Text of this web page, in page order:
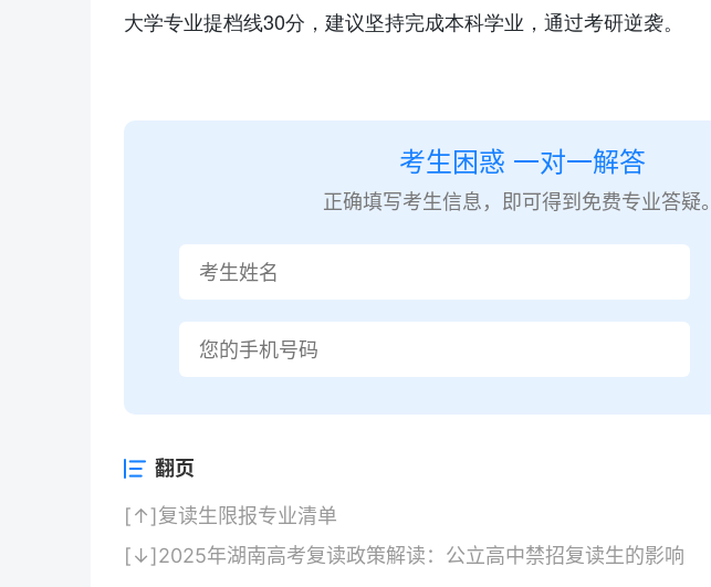
大学专业提档线30分，建议坚持完成本科学业，通过考研逆袭。
考生困惑 一对一解答
正确填写考生信息，即可得到免费专业答疑。
翻页
[↑]复读生限报专业清单
[↓]2025年湖南高考复读政策解读：公立高中禁招复读生的影响